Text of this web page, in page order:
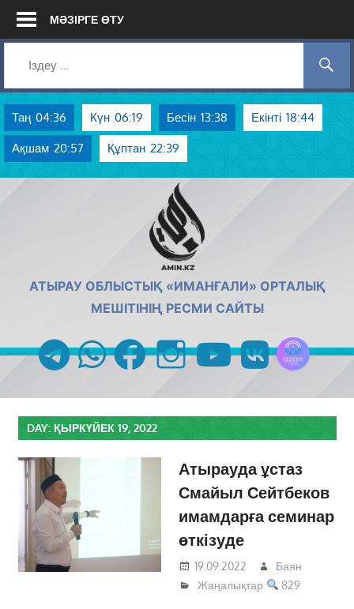
Skip
МӘЗІРГЕ ӨТУ
Таң 04:36 Күн 06:19 Бесін 13:38 Екінті 18:44
Ақшам 20:57 Құптан 22:39
АТЫРАУ ОБЛЫСТЫҚ «ИМАНҒАЛИ» ОРТАЛЫҚ
МЕШІТІНІҢ РЕСМИ САЙТЫ
telegramwhatsappfacebookinstagramyoutubevk
DAY: ҚЫРКҮЙЕК 19, 2022
Атырауда ұстаз
Смайыл Сейтбеков
имамдарға семинар
өткізуде
19.09.2022
Баян
Жаңалықтар
829